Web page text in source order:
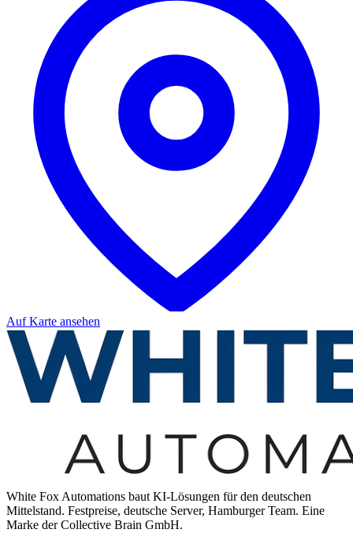
Auf Karte ansehen
White Fox Automations baut KI-Lösungen für den deutschen
Mittelstand. Festpreise, deutsche Server, Hamburger Team. Eine
Marke der Collective Brain GmbH.